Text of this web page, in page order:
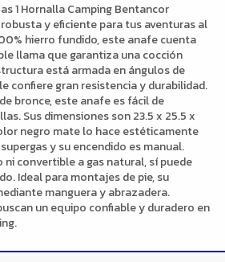
1 Hornalla Camping Bentancor
y eficiente para tus aventuras al
hierro fundido, este anafe cuenta
llama que garantiza una cocción
está armada en ángulos de
confiere gran resistencia y durabilidad.
bronce, este anafe es fácil de
Sus dimensiones son 23.5 x 25.5 x
negro mate lo hace estéticamente
y su encendido es manual.
convertible a gas natural, sí puede
Ideal para montajes de pie, su
manguera y abrazadera.
un equipo confiable y duradero en